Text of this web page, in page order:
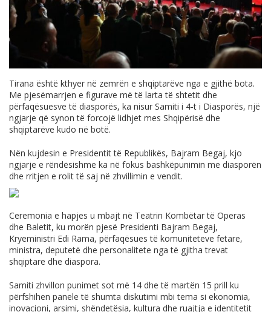
Tirana është kthyer në zemrën e shqiptarëve nga e gjithë bota.
Me pjesëmarrjen e figurave më të larta të shtetit dhe
përfaqësuesve të diasporës, ka nisur Samiti i 4-t i Diasporës, një
ngjarje që synon të forcojë lidhjet mes Shqipërisë dhe
shqiptarëve kudo në botë.
Nën kujdesin e Presidentit të Republikës, Bajram Begaj, kjo
ngjarje e rëndësishme ka në fokus bashkëpunimin me diasporën
dhe rritjen e rolit të saj në zhvillimin e vendit.
Ceremonia e hapjes u mbajt në Teatrin Kombëtar të Operas
dhe Baletit, ku morën pjesë Presidenti Bajram Begaj,
Kryeministri Edi Rama, përfaqësues të komuniteteve fetare,
ministra, deputetë dhe personalitete nga të gjitha trevat
shqiptare dhe diaspora.
Samiti zhvillon punimet sot më 14 dhe të martën 15 prill ku
përfshihen panele të shumta diskutimi mbi tema si ekonomia,
inovacioni, arsimi, shëndetësia, kultura dhe ruajtja e identitetit